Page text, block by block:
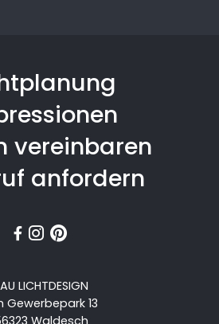
vereinbaren
anfordern
  
LICHTDESIGN
Gewerbepark 13
Waldesch